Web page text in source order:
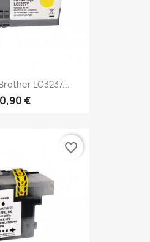
LC3237...
€
favorite_border